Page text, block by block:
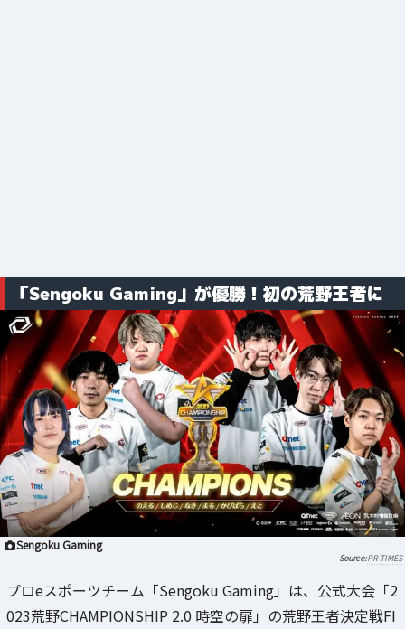
「Sengoku Gaming」が優勝！初の荒野王者に
Sengoku Gaming
PR TIMES
プロeスポーツチーム「Sengoku Gaming」は、公式大会「2
023荒野CHAMPIONSHIP 2.0 時空の扉」の荒野王者決定戦FI